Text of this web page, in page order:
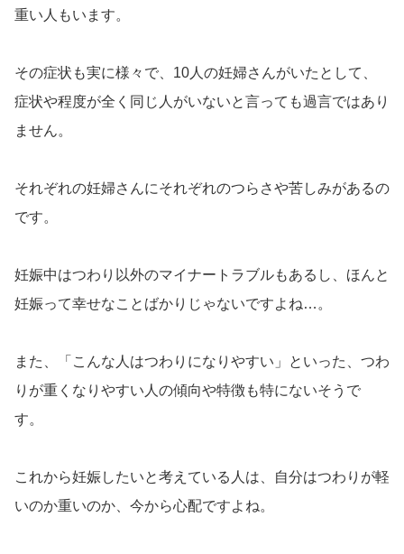
重い人もいます。
その症状も実に様々で、 10 人の妊婦さんがいたとして、
症状や程度が全く同じ人がいないと言っても過言ではあり
ません。
それぞれの妊婦さんにそれぞれのつらさや苦しみがあるの
です。
妊娠中はつわり以外のマイナートラブルもあるし、ほんと
妊娠って幸せなことばかりじゃないですよね…。
また、「こんな人はつわりになりやすい」といった
つわ
りが重くなりやすい人の傾向や特徴も特にないそうで
す。
これから妊娠したいと考えている人は、自分はつわりが軽
いのか重いのか、今から心配ですよね。